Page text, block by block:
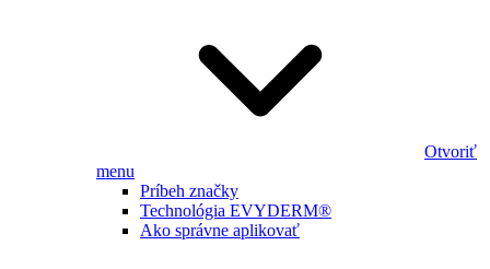
Otvoriť
menu
Príbeh značky
Technológia EVYDERM®
Ako správne aplikovať